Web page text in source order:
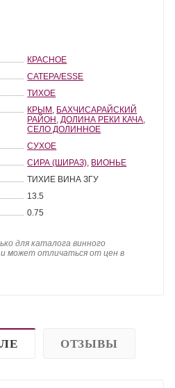
КРАСНОЕ
САТЕРА/ESSE
ТИХОЕ
КРЫМ БАХЧИСАРАЙСКИЙ
РАЙОН ДОЛИНА РЕКИ КАЧА
СЕЛО ДОЛИННОЕ
СУХОЕ
СИРА (ШИРАЗ) ВИОНЬЕ
ТИХИЕ ВИНА ЗГУ
13.5
0.75
для каталога винного
может отличаться от цен в
ОТЗЫВЫ